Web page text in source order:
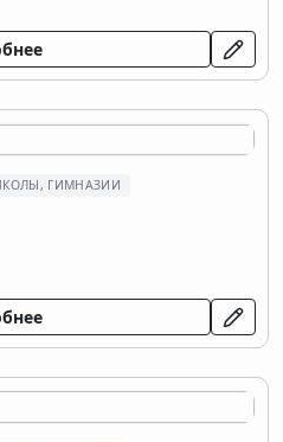
ГИМНАЗИИ